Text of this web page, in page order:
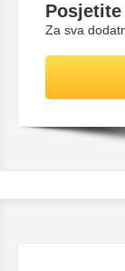
Za sva